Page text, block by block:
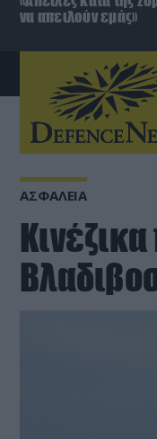
να απειλούν εμάς»
ΑΣΦΑΛΕΙΑ